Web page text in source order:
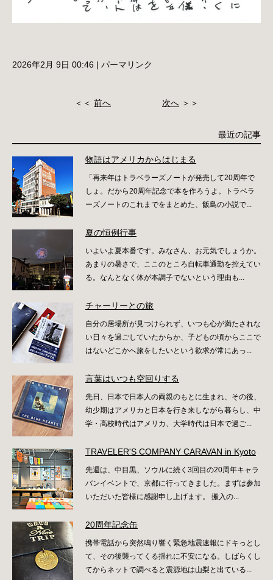
2026年2月 9日 00:46 | パーマリンク
＜＜ 前へ 次へ ＞＞
最近の記事
物語はアメリカからはじまる
「再来年はトラベラーズノートが発売して20周年で
しょ。だから20周年記念で本を作ろうよ。トラベラ
ーズノートのこれまでをまとめた、飯島の小説で...
夏の恒例行事
いよいよ夏本番です。みなさん、お元気でしょうか。
あまりの暑さで、ここのところ自転車通勤を控えてい
る。なんとなく体が本調子でないという理由も...
チャーリーとの旅
自分の居場所が見つけられず、いつも心が満たされな
い日々を過ごしていたからか、子どもの頃からここで
はないどこかへ旅をしたいという欲求が常にあっ...
言葉はいつも空回りする
先日、日本で日本人の両親のもとに生まれ、その後、
幼少期はアメリカと日本を行き来しながら暮らし、中
学・高校時代はアメリカ、大学時代は日本で過ご...
TRAVELER'S COMPANY CARAVAN in Kyoto
先週は、中目黒、ソウルに続く3回目の20周年キャラ
バンイベントで、京都に行ってきました。まずは参加
いただいた皆様に感謝申し上げます。 搬入の...
20周年記念缶
携帯電話から突然鳴り響く緊急地震速報にドキっとし
て、その後襲ってくる揺れに不安になる。しばらくし
てからネットで調べると震源地は山梨と出ている...